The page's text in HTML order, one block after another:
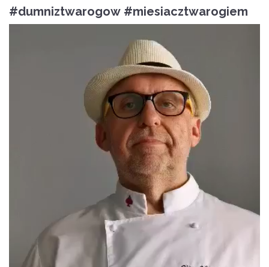
#dumniztwarogow #miesiacztwarogiem